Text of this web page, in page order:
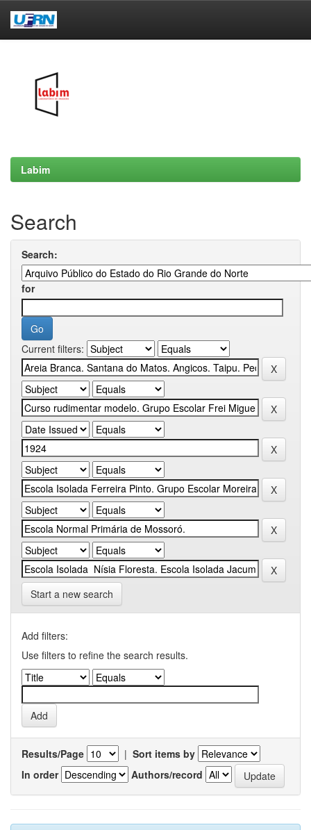
Labim
Search
Search:
for
Current filters:
Start a new search
Add filters:
Use filters to refine the search results.
Results/Page | Sort items by
In order
Authors/record